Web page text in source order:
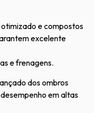
e compostos
excelente
e frenagens.
dos ombros
em altas